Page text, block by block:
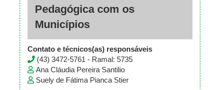
Pedagógica com os
Municípios
Contato e técnicos(as) responsáveis
(43) 3472-5761 - Ramal: 5735
Ana Cláudia Pereira Santilio
Suely de Fátima Pianca Stier